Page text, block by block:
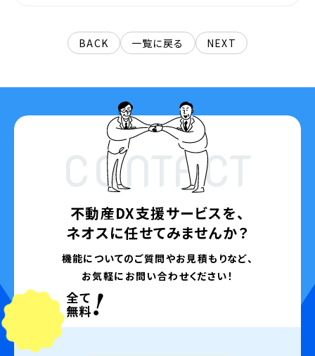
BACK 一覧に戻る NEXT
CONTACT
不動産DX支援サービスを、
ネオスに任せてみませんか？
機能についてのご質問やお見積もりなど、
お気軽にお問い合わせください！